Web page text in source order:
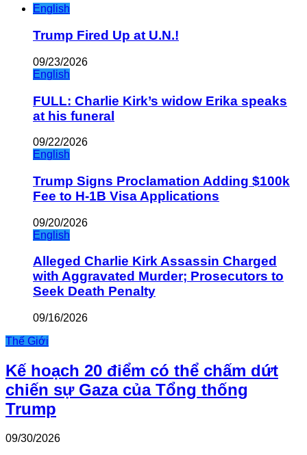
English
Trump Fired Up at U.N.!
09/23/2026
English
FULL: Charlie Kirk’s widow Erika speaks
at his funeral
09/22/2026
English
Trump Signs Proclamation Adding $100k
Fee to H-1B Visa Applications
09/20/2026
English
Alleged Charlie Kirk Assassin Charged
with Aggravated Murder; Prosecutors to
Seek Death Penalty
09/16/2026
Thế Giới
Kế hoạch 20 điểm có thể chấm dứt
chiến sự Gaza của Tổng thống
Trump
09/30/2026